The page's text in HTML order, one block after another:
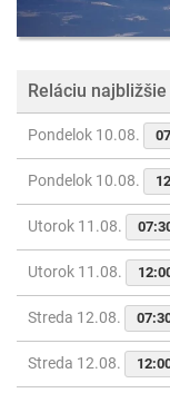
Reláciu
Pondelok 10.08.
Pondelok 10.08.
Utorok 11.08.
Utorok 11.08.
Streda 12.08.
Streda 12.08.